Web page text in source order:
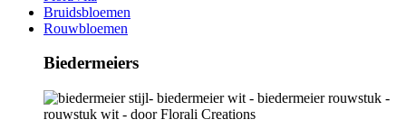
Bruidsbloemen
Rouwbloemen
Biedermeiers